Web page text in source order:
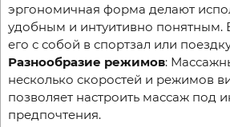
эргономичная форма делают
удобным и интуитивно понятным.
его с собой в спортзал или
Разнообразие режимов:
несколько скоростей и режимов
позволяет настроить массаж под
предпочтения.